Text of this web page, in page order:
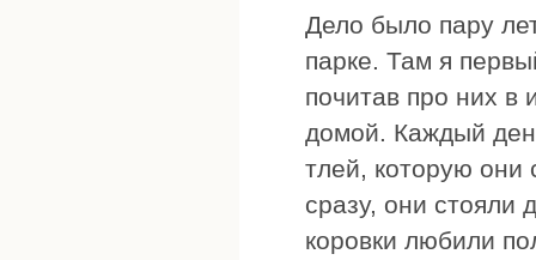
Дело было пару
парке. Там я
почитав про них в
домой. Каждый
тлей, которую они
сразу, они стояли
коровки любили